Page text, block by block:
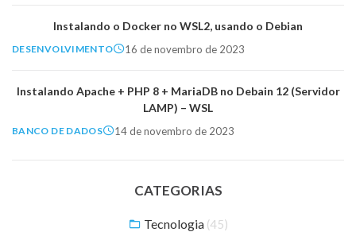
Instalando o Docker no WSL2, usando o Debian
DESENVOLVIMENTO 16 de novembro de 2023
Instalando Apache + PHP 8 + MariaDB no Debain 12 (Servidor
LAMP) – WSL
BANCO DE DADOS 14 de novembro de 2023
CATEGORIAS
Tecnologia (45)